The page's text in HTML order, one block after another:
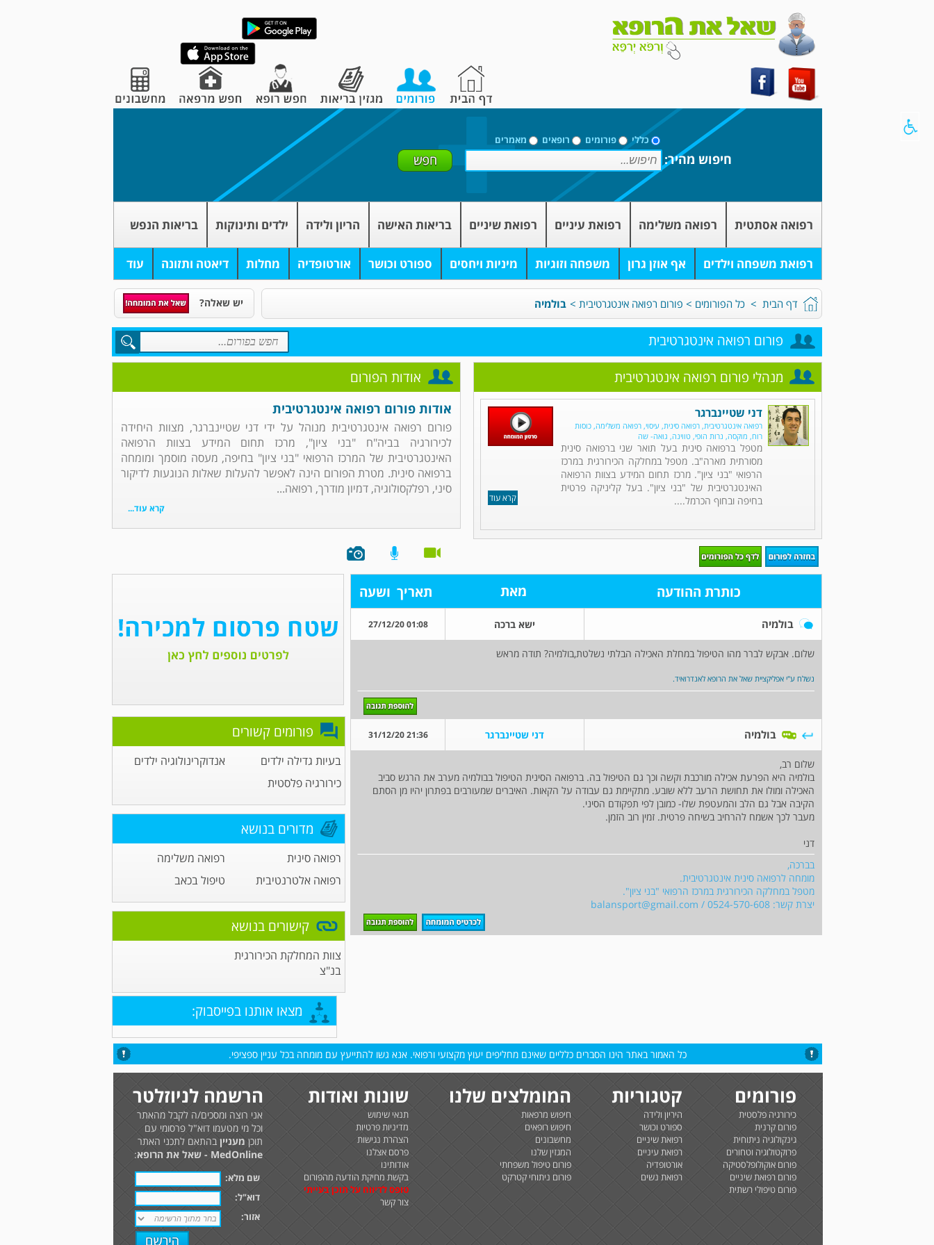
כללי פורומים רופאים מאמרים
חיפוש מהיר:
רפואה אסתטית רפואה משלימה רפואת עיניים רפואת שיניים בריאות האישה הריון ולידה ילדים ותינוקות בריאות הנפש
רפואת משפחה וילדים אף אוזן גרון משפחה וזוגיות מיניות ויחסים ספורט וכושר אורטופדיה מחלות דיאטה ותזונה עוד
דף הבית > כל הפורומים > פורום רפואה אינטגרטיבית > בולמיה יש שאלה?
פורום רפואה אינטגרטיבית
אודות הפורום
אודות פורום רפואה אינטגרטיבית
פורום רפואה אינטגרטיבית מנוהל על ידי דני שטיינברגר, מצוות היחידה
לכירורגיה בביה"ח "בני ציון", מרכז תחום המידע בצוות הרפואה
האינטגרטיבית של המרכז הרפואי "בני ציון" בחיפה, מעסה מוסמך ומומחה
ברפואה סינית. מטרת הפורום הינה לאפשר להעלות שאלות הנוגעות לדיקור
סיני, רפלקסולוגיה, דמיון מודרך, רפואה...
קרא עוד...
מנהלי פורום רפואה אינטגרטיבית
קרא עוד
דני שטיינברגר
רפואה אינטגרטיבית, רפואה סינית, עיסוי, רפואה משלימה, כוסות
רוח, מוקסה, נרות הופי, טווינה, גואה- שה
מטפל ברפואה סינית בעל תואר שני ברפואה סינית
מסורתית מארה"ב. מטפל במחלקה הכירורגית במרכז
הרפואי "בני ציון". מרכז תחום המידע בצוות הרפואה
האינטגרטיבית של "בני ציון". בעל קליניקה פרטית
בחיפה ובחוף הכרמל....
כותרת ההודעה מאת תאריך ושעה
בולמיה ישא ברכה 01:08 27/12/20
שלום. אבקש לברר מהו הטיפול במחלת האכילה הבלתי נשלטת,בולמיה? תודה מראש
נשלח ע"י אפליקציית שאל את הרופא לאנדרואיד.
בולמיה דני שטיינברגר 21:36 31/12/20
שלום רב,
בולמיה היא הפרעת אכילה מורכבת וקשה וכך גם הטיפול בה. ברפואה הסינית הטיפול בבולמיה מערב את הרגש סביב
האכילה ומולו את תחושת הרעב ללא שובע. מתקיימת גם עבודה על הקאות. האיברים שמעורבים בפתרון יהיו מן הסתם
הקיבה אבל גם הלב והמעטפת שלו- כמובן לפי תפקודם הסיני.
מעבר לכך אשמח להרחיב בשיחה פרטית. זמין רוב הזמן.
דני
בברכה,
מומחה לרפואה סינית אינטגרטיבית.
מטפל במחלקה הכירורגית במרכז הרפואי "בני ציון".
יצרת קשר: 0524-570-608 /
balansport@gmail.com
פורומים קשורים
בעיות גדילה ילדים
אנדוקרינולוגיה ילדים
כירורגיה פלסטית
מדורים בנושא
רפואה סינית
רפואה משלימה
רפואה אלטרנטיבית
טיפול בכאב
קישורים בנושא
צוות המחלקת הכירורגית
בנ"צ
מצאו אותנו בפייסבוק:
כל האמור באתר הינו הסברים כלליים שאינם מחליפים יעוץ מקצועי ורפואי. אנא גשו להתייעץ עם מומחה בכל עניין ספציפי.
פורומים
כירורגיה פלסטית
פורום קרנית
גינקולוגיה ניתוחית
פרוקטולוגיה וטחורים
פורום אוקולופלסטיקה
פורום רפואת שיניים
פורום טיפולי רשתית
קטגוריות
היריון ולידה
ספורט וכושר
רפואת שיניים
רפואת עיניים
אורטופדיה
רפואת נשים
המומלצים שלנו
חיפוש מרפאות
חיפוש רופאים
מחשבונים
המגזין שלנו
פורום טיפול משפחתי
פורום ניתוחי קטרקט
שונות ואודות
תנאי שימוש
מדיניות פרטיות
הצהרת נגישות
פרסם אצלנו
אודותינו
בקשת מחיקת הודעה מהפורום
טופס לדיווח על תוכן בעייתי
צור קשר
הרשמה לניוזלטר
אני רוצה ומסכים/ה לקבל מהאתר
וכל מי מטעמו דוא"ל פרסומי עם
תוכן מענייןבהתאם לתכני האתר
MedOnline - שאל את הרופא
:
שם מלא:
דוא"ל:
אזור: